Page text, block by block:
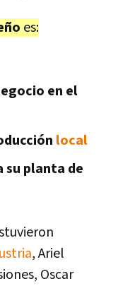
es:
en el
local
su planta de
, Ariel
Oscar